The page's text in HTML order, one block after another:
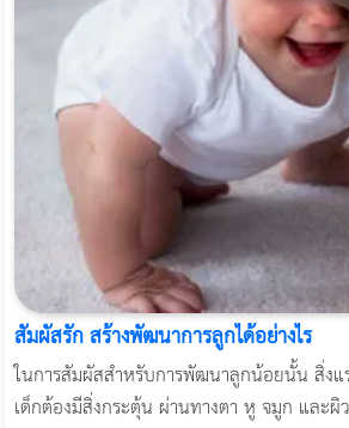
สัมผัสรัก สร้างพัฒนาการลูกได้อย่างไร
ในการสัมผัสสำหรับการพัฒนาลูกน้อยนั้น สิ่งแ
เด็กต้องมีสิ่งกระตุ้น ผ่านทางตา หู จมูก และผิ